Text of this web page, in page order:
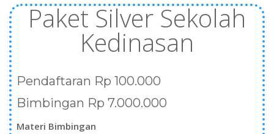
Paket Silver Sekolah
Kedinasan
Pendaftaran Rp 100.000
Bimbingan Rp 7.000.000
Materi Bimbingan